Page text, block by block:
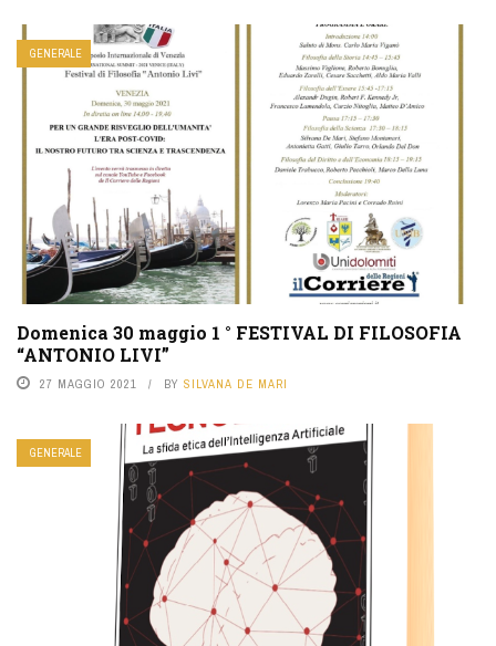
GENERALE
Domenica 30 maggio 1 ° FESTIVAL DI FILOSOFIA
“ANTONIO LIVI”
27 MAGGIO 2021 BY SILVANA DE MARI
GENERALE